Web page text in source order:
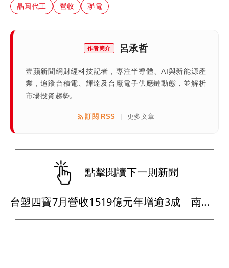
晶圓代工 營收 聯電
作者簡介 呂承哲
壹蘋新聞網財經科技記者，專注半導體、AI與新能源產
業，追蹤台積電、輝達及台廠電子供應鏈動態，並解析
市場投資趨勢。
訂閱 RSS 更多文章
點擊閱讀下一則新聞
台塑四寶7月營收1519億元年增逾3成 南亞受惠AI風潮創49個月新高